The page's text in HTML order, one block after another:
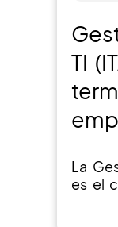
TI
La
es el